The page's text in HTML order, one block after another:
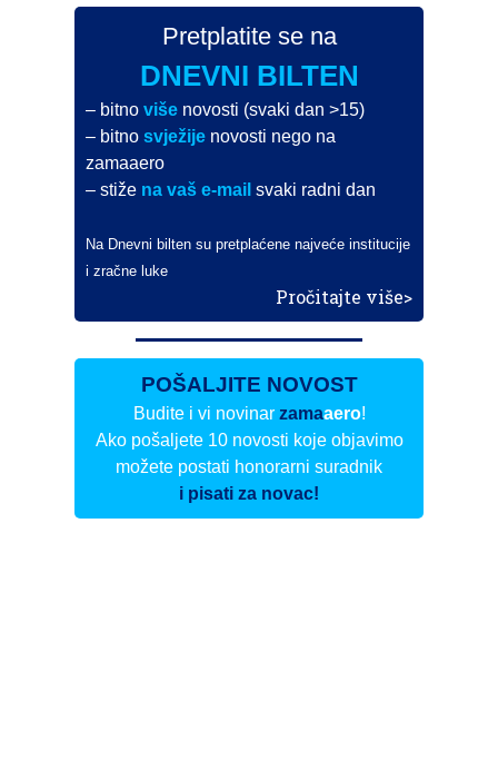
Pretplatite se na
DNEVNI BILTEN
– bitnoviše novosti (svaki dan >15)
– bitnosvježije novosti nego na
zamaaero
– stiže na vaš e-mail svaki radni dan
Na Dnevni bilten su pretplaćene najveće institucije
i zračne luke
Pročitajte više>
POŠALJITE NOVOST
Budite i vi novinar zamaaero!
Ako pošaljete 10 novosti koje objavimo
možete postati honorarni suradnik
i pisati za novac!